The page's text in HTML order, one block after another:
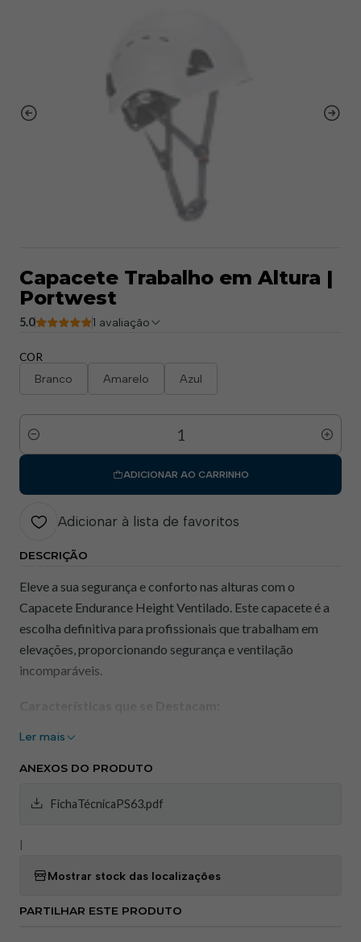
Capacete Trabalho em Altura |
Portwest
5.0 1 avaliação
COR
Branco Amarelo Azul
Quantidade
ADICIONAR AO CARRINHO
Adicionar à lista de favoritos
DESCRIÇÃO
Eleve a sua segurança e conforto nas alturas com o
Capacete Endurance Height Ventilado. Este capacete é a
escolha definitiva para profissionais que trabalham em
elevações, proporcionando segurança e ventilação
incomparáveis.
Ventilação Avançada:
colocadas mantêm o fluxo de ar constante, evitando o
Proteção Resistente:
Acessórios Adaptáveis:
Ler mais
ANEXOS DO PRODUTO
FichaTécnicaPS63.pdf
Mostrar stock das localizações
PARTILHAR ESTE PRODUTO